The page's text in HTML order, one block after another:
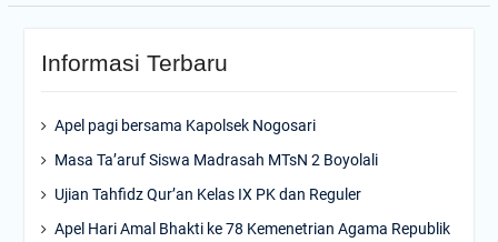
Informasi Terbaru
Apel pagi bersama Kapolsek Nogosari
Masa Ta’aruf Siswa Madrasah MTsN 2 Boyolali
Ujian Tahfidz Qur’an Kelas IX PK dan Reguler
Apel Hari Amal Bhakti ke 78 Kemenetrian Agama Republik